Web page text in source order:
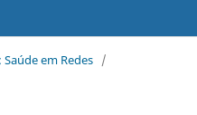
Saúde em Redes /